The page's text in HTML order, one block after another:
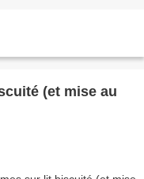
(et mise au